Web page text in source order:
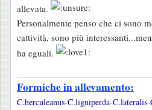
allevata.
Personalmente penso che ci sono
cattività, sono più
ha eguali.
Formiche in allevamento:
C.herculeanus-C.ligniperda-